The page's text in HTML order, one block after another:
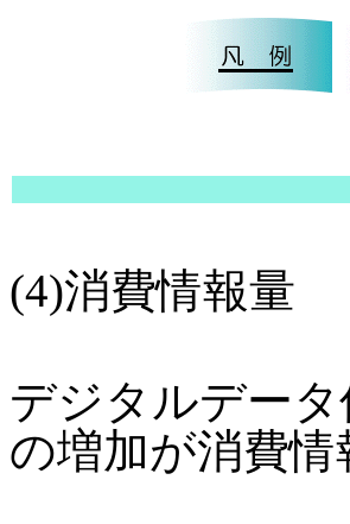
(4)消費情報量
デジタルデー
の増加が消費